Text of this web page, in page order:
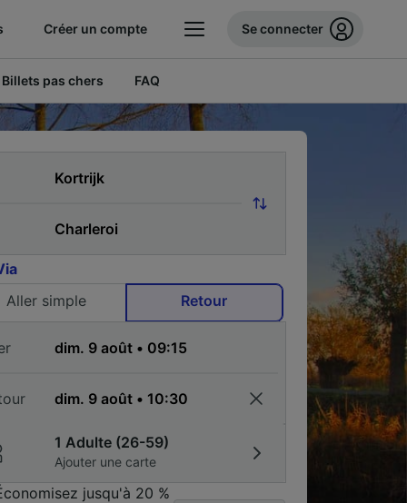
Créer un compte Se connecter
Billets pas chers FAQ
Aller simple
Retour
1 Adulte (26-59)
Ajouter une carte
jusqu'à 20 %